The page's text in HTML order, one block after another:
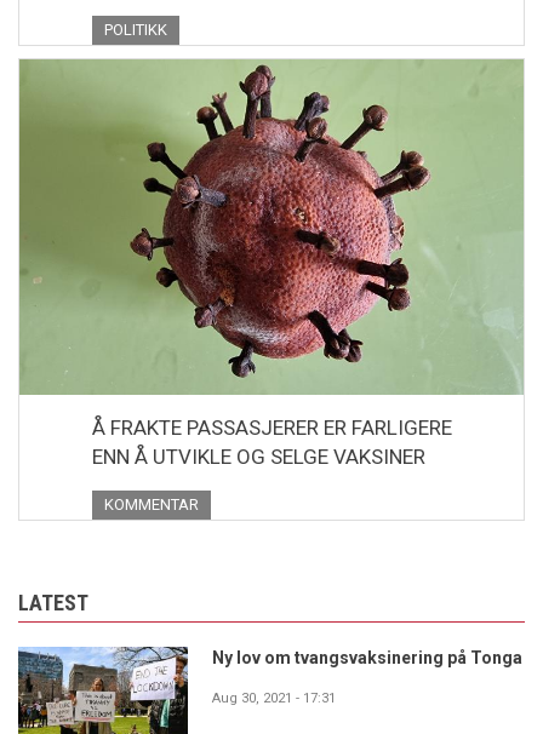
POLITIKK
Å FRAKTE PASSASJERER ER FARLIGERE
ENN Å UTVIKLE OG SELGE VAKSINER
KOMMENTAR
LATEST
Ny lov om tvangsvaksinering på Tonga
Aug 30, 2021 - 17:31